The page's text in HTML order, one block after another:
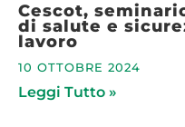
Cescot,
di salute e
lavoro
10 OTTOBRE 2024
Leggi Tutto »